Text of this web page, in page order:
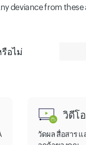
deviance from
อไม่
วิดีโอ
วัดผล สื่อสาร แ